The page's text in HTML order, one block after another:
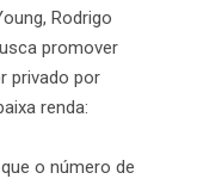
Rodrigo
promover
privado por
renda:
o número de